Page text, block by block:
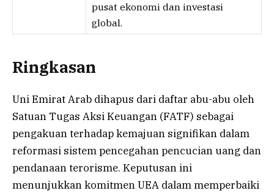
pusat ekonomi dan investasi
global.
Ringkasan
Uni Emirat Arab dihapus dari daftar abu-abu oleh
Satuan Tugas Aksi Keuangan (FATF) sebagai
pengakuan terhadap kemajuan signifikan dalam
reformasi sistem pencegahan pencucian uang dan
pendanaan terorisme. Keputusan ini
menunjukkan komitmen UEA dalam memperbaiki